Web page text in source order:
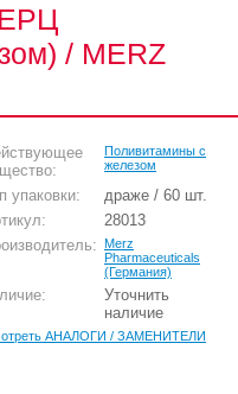
/ MERZ
Поливитамины с
железом
упаковки:
драже / 60 шт.
28013
Merz
Pharmaceuticals
(Германия)
Уточнить
наличие
АНАЛОГИ / ЗАМЕНИТЕЛИ